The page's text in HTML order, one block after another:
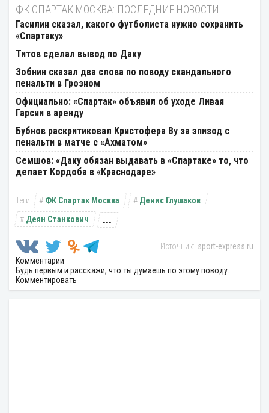
ФК СПАРТАК МОСКВА: ПОСЛЕДНИЕ НОВОСТИ
Гасилин сказал, какого футболиста нужно сохранить
«Спартаку»
Титов сделал вывод по Даку
Зобнин сказал два слова по поводу скандального
пенальти в Грозном
Официально: «Спартак» объявил об уходе Ливая
Гарсии в аренду
Бубнов раскритиковал Кристофера Ву за эпизод с
пенальти в матче с «Ахматом»
Семшов: «Даку обязан выдавать в «Спартаке» то, что
делает Кордоба в «Краснодаре»
ФК Спартак Москва
Денис Глушаков
Деян Станкович
...
sport-express.ru
Комментарии
Будь первым и расскажи, что ты думаешь по этому поводу.
Комментировать